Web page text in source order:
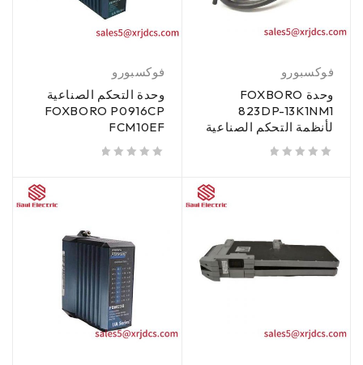
فوكسبورو
وحدة FOXBORO
823DP-13K1NM1
لأنظمة التحكم الصناعية
فوكسبورو
وحدة التحكم الصناعية
FOXBORO P0916CP
FCM10EF